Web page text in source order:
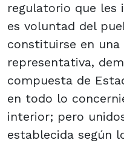
regulatorio que les
es voluntad del
constituirse en una
representativa,
compuesta de
en todo lo
interior; pero
establecida según